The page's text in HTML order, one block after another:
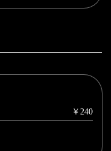
￥240